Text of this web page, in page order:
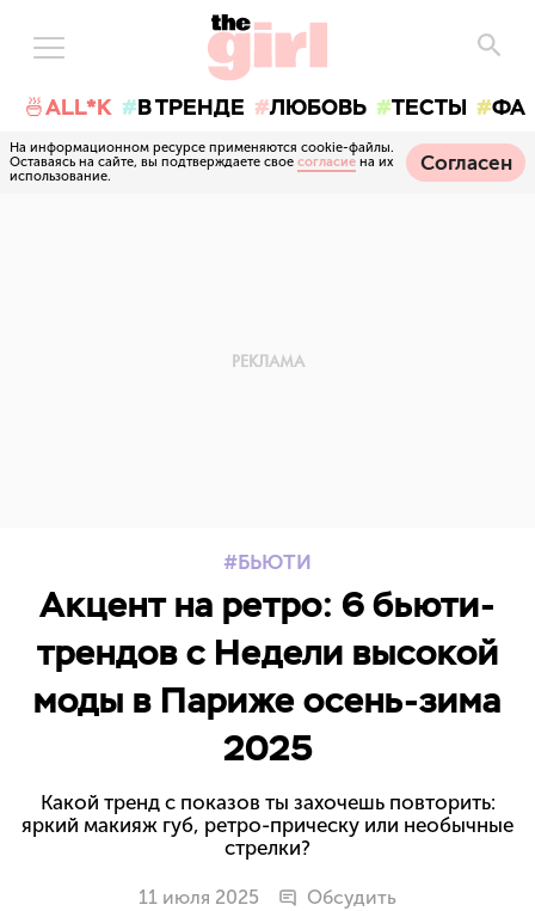
🍜ALL*K В ТРЕНДЕ ЛЮБОВЬ ТЕСТЫ
На информационном ресурсе применяются cookie-файлы.
Оставаясь на сайте, вы подтверждаете свое согласие на их
использование.
Согласен
БЬЮТИ
Акцент на ретро: 6 бьюти-
трендов с Недели высокой
моды в Париже осень-зима
2025
Какой тренд с показов ты захочешь повторить:
яркий макияж губ, ретро-прическу или необычные
стрелки?
11 июля 2025 Обсудить